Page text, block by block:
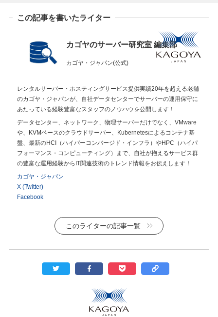
この記事を書いたライター
カゴヤのサーバー研究室 編集部
カゴヤ・ジャパン(公式)
レンタルサーバー・ホスティングサービス提供実績20年を超える老舗
のカゴヤ・ジャパンが、自社データセンターでサーバーの運用保守に
あたっている経験豊富なスタッフのノウハウを公開します！
データセンター、ネットワーク、物理サーバーだけでなく、VMware
や、KVMベースのクラウドサーバー、Kubernetesによるコンテナ基
盤、最新のHCI（ハイパーコンバージド・インフラ）やHPC（ハイパ
フォーマンス・コンピューティング）まで、自社が抱えるサービス群
の豊富な運用経験からIT関連技術のトレンド情報をお伝えします！
カゴヤ・ジャパン
X (Twitter)
Facebook
このライターの記事一覧